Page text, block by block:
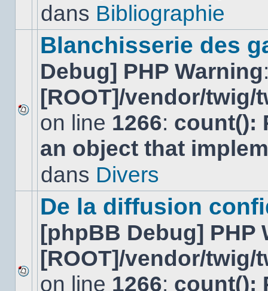
dansdans Bibliographie
Aucun
nouveau
message
non-
dans
Blanchisserie des
Debug] PHP Warning
[ROOT]/vendor/
on line 1266: count():
an object that
dans Divers
Aucun
De la diffusion
[phpBB Debug] PHP
[ROOT]/vendor/
on line 1266: count():